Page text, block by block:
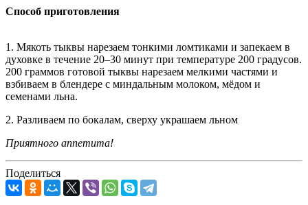
Способ приготовления
1. Мякоть тыквы нарезаем тонкими ломтиками и запекаем в
духовке в течение 20–30 минут при температуре 200 градусов.
200 граммов готовой тыквы нарезаем мелкими частями и
взбиваем в блендере с миндальным молоком, мёдом и
семенами льна.
2. Разливаем по бокалам, сверху украшаем льном
Приятного аппетита!
Поделиться